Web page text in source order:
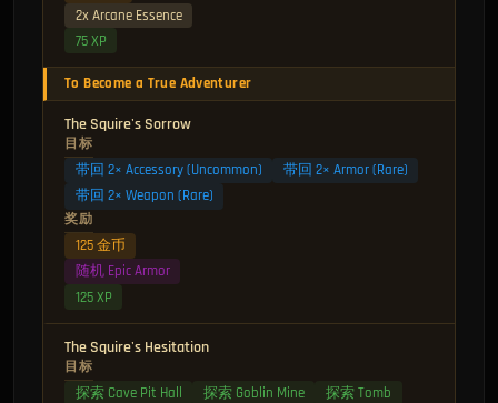
2x Arcane Essence
75 XP
To Become a True Adventurer
The Squire's Sorrow
目标
带回 2× Accessory (Uncommon)
带回 2× Armor (Rare)
带回 2× Weapon (Rare)
奖励
125 金币
随机 Epic Armor
125 XP
The Squire's Hesitation
目标
探索 Cave Pit Hall 探索 Goblin Mine 探索 Tomb